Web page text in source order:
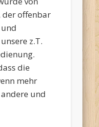
der offenbar
z.T.
die
mehr
und